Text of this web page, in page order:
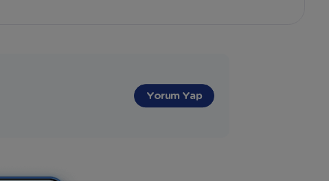
Yorum Yap